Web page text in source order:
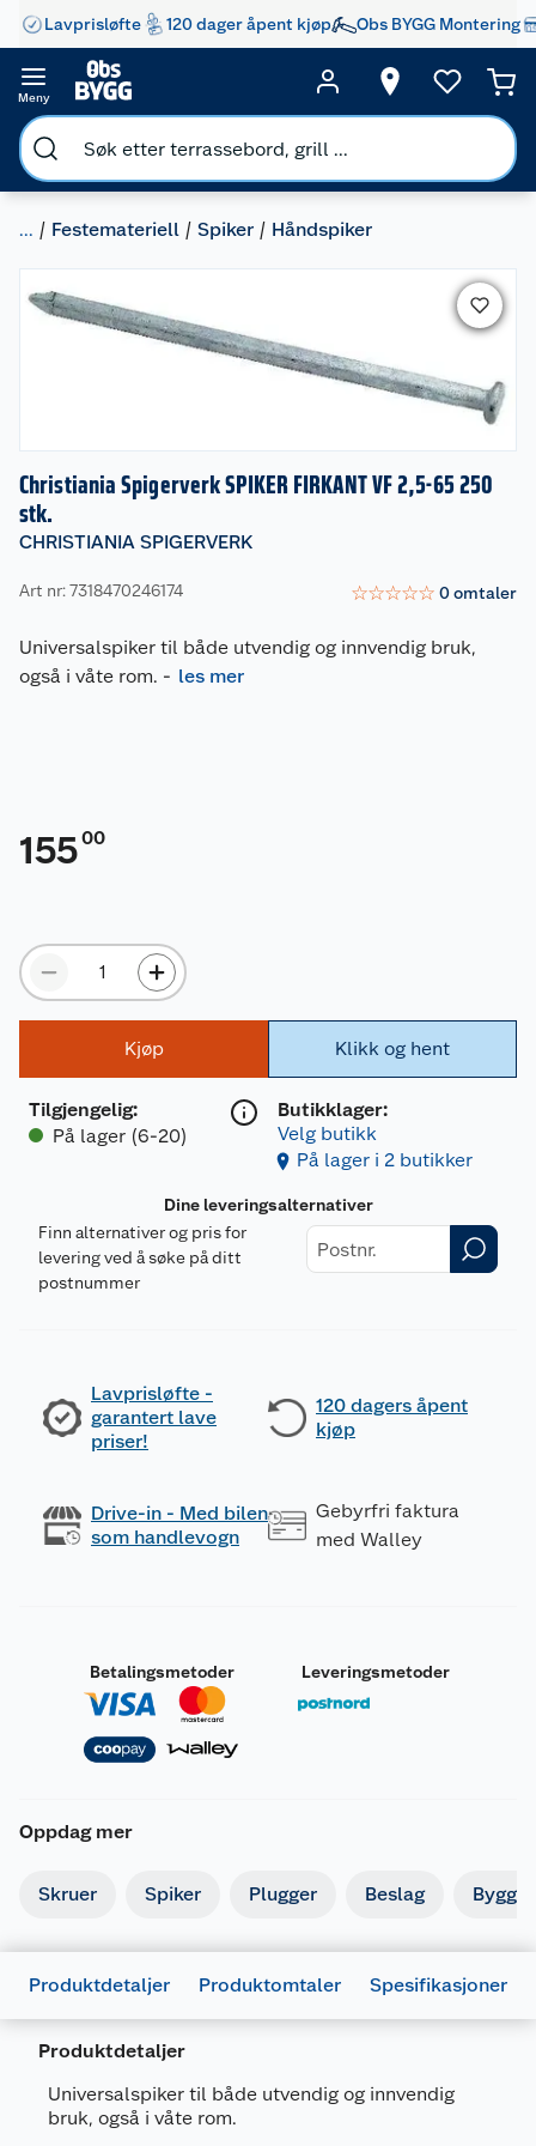
Lavprisløfte 120 dager åpent kjøp Obs BYGG Montering
Meny
... Festemateriell Spiker Håndspiker
Christiania Spigerverk SPIKER FIRKANT VF 2,5-65 250
stk.
CHRISTIANIA SPIGERVERK
Art nr: 7318470246174 ☆☆☆☆☆ 0omtaler
Universalspiker til både utvendig og innvendig bruk,
også i våte rom. - les mer
15500
Kjøp
Tilgjengelig:
På lager (6-20)
Klikk og hent
Butikklager:
Velg butikk
På lager i 2 butikker
Dine leveringsalternativer
Finn alternativer og pris for
levering ved å søke på ditt
postnummer
Lavprisløfte -
garantert lave
priser!
120 dagers åpent
kjøp
Drive-in - Med bilen
som handlevogn
Gebyrfri faktura
med Walley
Betalingsmetoder Leveringsmetoder
Oppdag mer
Skruer Spiker Plugger Beslag
Produktdetaljer Produktomtaler Spesifikasjoner
Produktdetaljer
Universalspiker til både utvendig og innvendig
bruk, også i våte rom.
Generelt
Artikkelnummer